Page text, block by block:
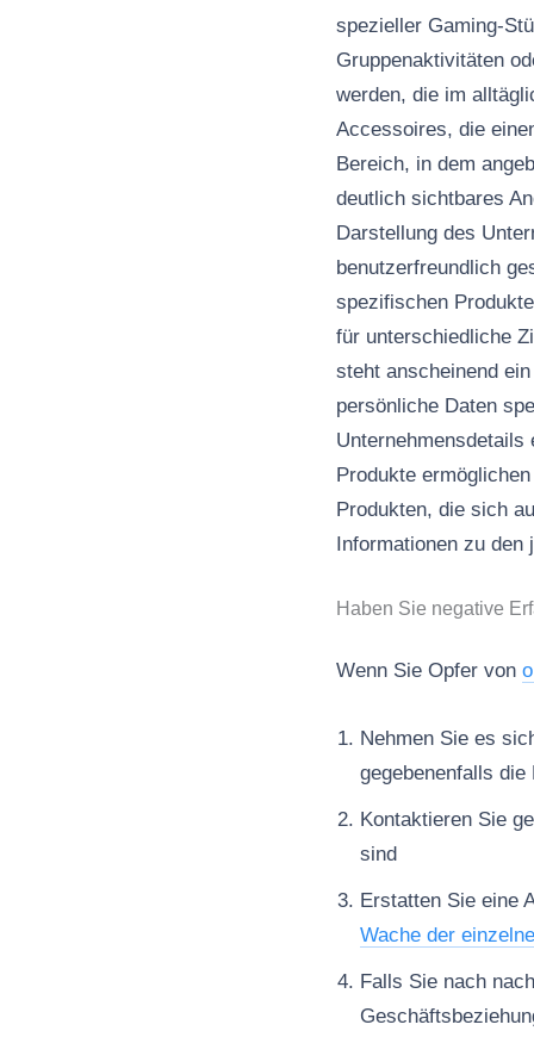
spezieller Gaming-
Gruppenaktivitäten
werden, die im
Accessoires, die
Bereich, in dem
deutlich sichtbares
Darstellung des
benutzerfreundlich
spezifischen
für unterschiedliche
steht anscheinend
persönliche Daten
Produkte
Produkten, die sich
Informationen zu
Haben Sie negative
Wenn Sie Opfer von
Nehmen Sie es
gegebenenfalls
Kontaktieren Sie
sind
Erstatten Sie eine
Wache der
Falls Sie nach